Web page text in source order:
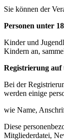
Sie können der
Personen unter
Kinder und
Kindern an,
Registrierung auf
Bei der
werden einige
wie Name,
Diese
Mitgliederdatei,